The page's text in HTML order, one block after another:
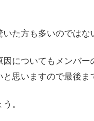
いた方も多いのではな
因についてもメンバ
思いますので最後ま
。